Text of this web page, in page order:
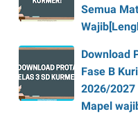
Semua
Download
Fase B
2026/2027
Mapel